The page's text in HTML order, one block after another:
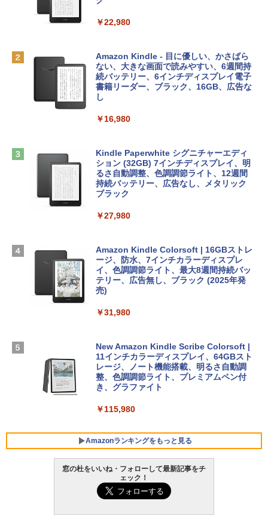
ィゴ + 3年延長 AppleCare+ for 13インチ
￥162,598
tomtoc 360°保護 15.6 16インチ パソコ
ンケース Dell NEC Lavie ASUS HP dyna
Apple 2026 MacBook Air M5チップ搭載
13インチノートブック：AIとApple Intell
igence、13.6インチLiquid Retinaディ
スプレイ、24GBユニファイドメモリ、1
ームカメラ、日本語キーボード、Touch I
￥298,901
【Amazon.co.jp限定】 HP ノートパソコ
ン 15-fd 15.6インチ 16GBメモリ 512GB
FMV ノートパソコン WE1-K3 (MS 365 P
ersonal/Copilotキー搭載/Win 11/15.6型/
Core i5/16GB/SSD 512GB/ホワイト) FM
VWK3E15W_AZ
￥139,880
￥1,300
Microsoft Office Home & Business 202
4(最新 永続版)|オンラインコード版|Wind
ows11、10/mac対応|PC2台
￥39,582
インゲームコード】 ロブロックス | オン
ラインコード版
￥3,200
Robloxギフトカード - 1000 Robux 【限
ラインコード版
￥1,600
ト): Java & Bedrock Edition | オンライ
￥3,600
出す プロンプトの言葉 AI画像生成シリー
ズ (はぴーイラストLabo)
￥480
ClaudeCode いちばんやさしい 教科書:
にもKindle出版にも！ 非エンジニアのた
めのAIコーディング入門シリーズ
￥99
1冊ですべて身につくHTML & CSSとWe
￥2,326
FM TOWNS ハイパー・カタログ: 本体ハ
ェクトリストと最新エミュレータ紹介
￥22,980
Amazon Kindle - 目に優しい、かさばら
ない、大きな画面で読みやすい、6週間持
続バッテリー、6インチディスプレイ電子
書籍リーダー、ブラック、16GB、広告な
し
￥16,980
Kindle Paperwhite シグニチャーエディ
ション (32GB) 7インチディスプレイ、明
るさ自動調整、色調調節ライト、12週間
持続バッテリー、広告なし、メタリック
ブラック
￥27,980
Amazon Kindle Colorsoft | 16GBストレ
ージ、防水、7インチカラーディスプレ
イ、色調調節ライト、最大8週間持続バッ
テリー、広告無し、ブラック (2025年発
売)
￥31,980
New Amazon Kindle Scribe Colorsoft |
11インチカラーディスプレイ、64GBスト
レージ、ノート機能搭載、明るさ自動調
整、色調調節ライト、プレミアムペン付
き、グラファイト
￥115,980
Amazonランキングをもっと見る
窓の杜をいいね・フォローして最新記事をチ
ェック！